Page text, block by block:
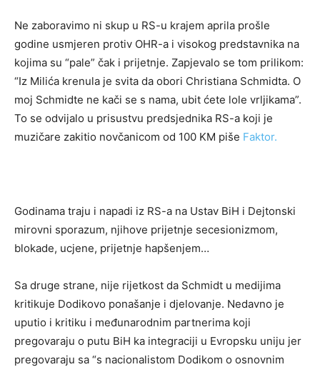
Ne zaboravimo ni skup u RS-u krajem aprila prošle
godine usmjeren protiv OHR-a i visokog predstavnika na
kojima su “pale” čak i prijetnje. Zapjevalo se tom prilikom:
“Iz Milića krenula je svita da obori Christiana Schmidta. O
moj Schmidte ne kači se s nama, ubit ćete lole vrljikama”.
To se odvijalo u prisustvu predsjednika RS-a koji je
muzičare zakitio novčanicom od 100 KM piše Faktor.
Godinama traju i napadi iz RS-a na Ustav BiH i Dejtonski
mirovni sporazum, njihove prijetnje secesionizmom,
blokade, ucjene, prijetnje hapšenjem…
Sa druge strane, nije rijetkost da Schmidt u medijima
kritikuje Dodikovo ponašanje i djelovanje. Nedavno je
uputio i kritiku i međunarodnim partnerima koji
pregovaraju o putu BiH ka integraciji u Evropsku uniju jer
pregovaraju sa “s nacionalistom Dodikom o osnovnim